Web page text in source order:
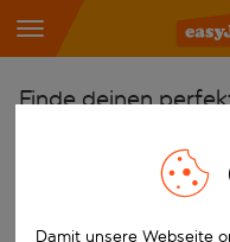
Finde deinen
Flughafen wählen
Nach
Damit unsere Webseite